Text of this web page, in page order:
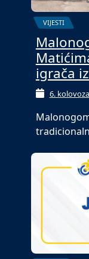
VIJESTI
igrača
6.